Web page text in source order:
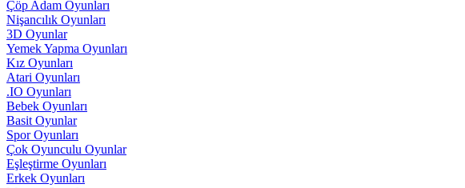
Çöp Adam Oyunları
Nişancılık Oyunları
3D Oyunlar
Yemek Yapma Oyunları
Kız Oyunları
Atari Oyunları
.IO Oyunları
Bebek Oyunları
Basit Oyunlar
Spor Oyunları
Çok Oyunculu Oyunlar
Eşleştirme Oyunları
Erkek Oyunları